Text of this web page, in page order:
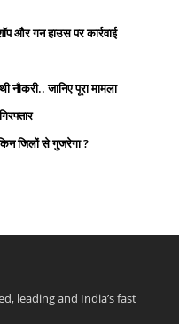
और गन हाउस पर कार्रवाई
नौकरी.. जानिए पूरा मामला
जिलों से गुजरेगा ?
leading and India’s fast